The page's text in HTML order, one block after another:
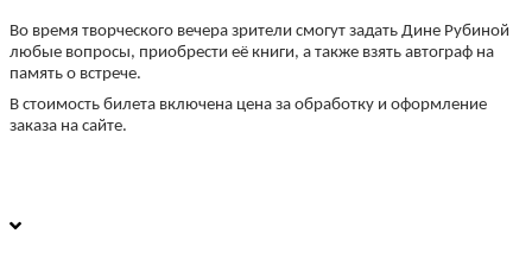
Во время творческого вечера зрители смогут задать Дине Рубиной
любые вопросы, приобрести её книги, а также взять автограф на
память о встрече.
В стоимость билета включена цена за обработку и оформление
заказа на сайте.